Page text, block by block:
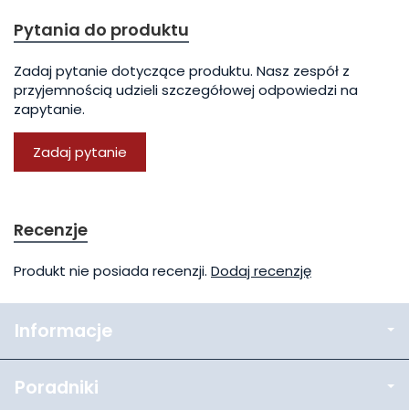
Pytania do produktu
Zadaj pytanie dotyczące produktu. Nasz zespół z
przyjemnością udzieli szczegółowej odpowiedzi na
zapytanie.
Zadaj pytanie
Recenzje
Produkt nie posiada recenzji. Dodaj recenzję
Informacje
Poradniki